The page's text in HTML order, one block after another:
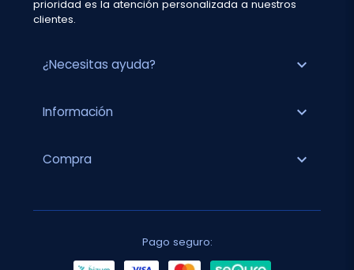
prioridad es la atención personalizada a nuestros
clientes.
¿Necesitas ayuda? expand_more
Información expand_more
Compra expand_more
Pago seguro: